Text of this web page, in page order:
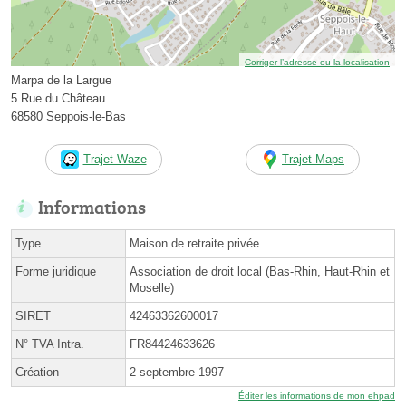
Corriger l’adresse ou la localisation
Marpa de la Largue
5 Rue du Château
68580 Seppois-le-Bas
Trajet Waze Trajet Maps
Informations
Type Maison de retraite privée
Forme juridique
Association de droit local (Bas-Rhin, Haut-Rhin et
Moselle)
SIRET 42463362600017
N° TVA Intra. FR84424633626
Création 2 septembre 1997
Éditer les informations de mon ehpad